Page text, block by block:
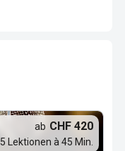
ab CHF 420
5 Lektionen à 45 Min.